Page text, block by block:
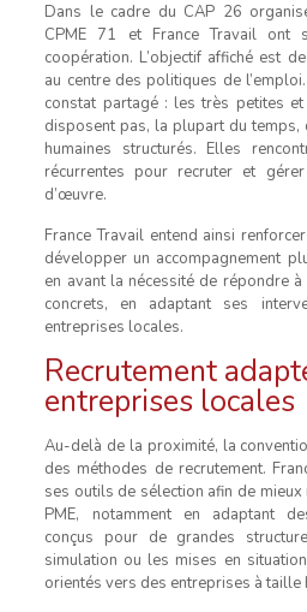
Dans le cadre du CAP 26
CPME 71 et France Travail ont
coopération. L’objectif affiché est
au centre des politiques de
constat partagé : les très petites
disposent pas, la plupart du temps,
humaines structurés. Elles
récurrentes pour recruter et
d’œuvre.
France Travail entend ainsi
développer un accompagnement
en avant la nécessité de répondre
concrets, en adaptant ses
entreprises locales.
Recrutement
entreprises locales
Au-delà de la proximité, la
des méthodes de recrutement.
ses outils de sélection afin de
PME, notamment en adaptant
conçus pour de grandes
simulation ou les mises en
orientés vers des entreprises à taille